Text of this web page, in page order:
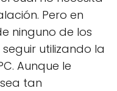
Pero en
ninguno de los
utilizando la
Aunque le
tan